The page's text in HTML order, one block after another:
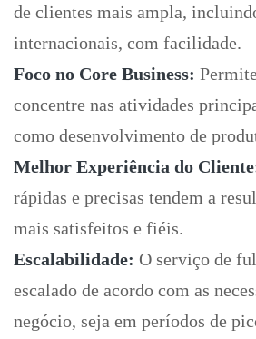
de clientes mais ampla,
internacionais, com facilidade.
Foco no Core Business:
concentre nas atividades
como desenvolvimento de
Melhor Experiência do
rápidas e precisas tendem a
mais satisfeitos e fiéis.
Escalabilidade: O serviço de
escalado de acordo com as
negócio, seja em períodos de